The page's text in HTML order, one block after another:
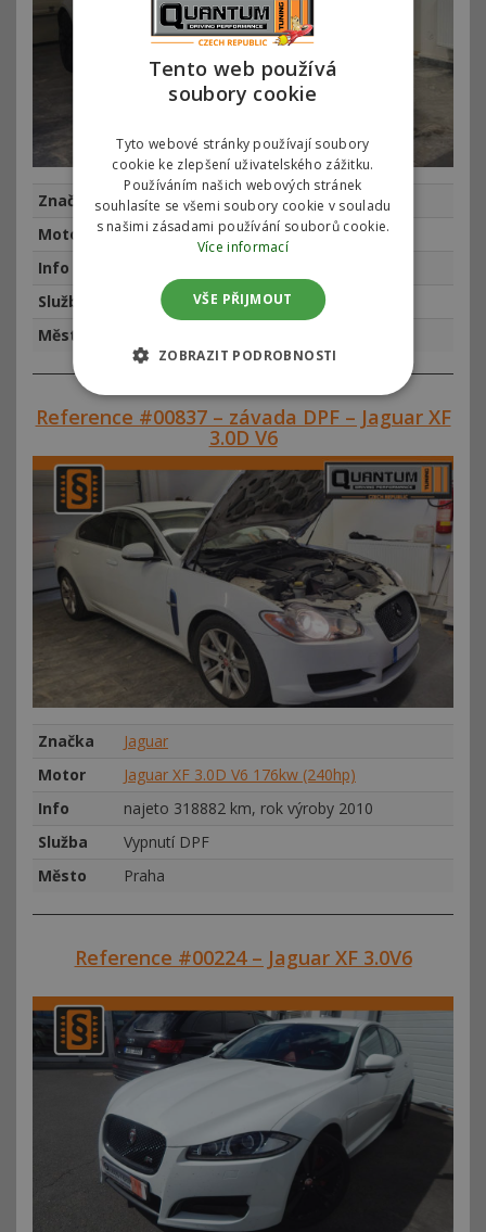
Značka
Jaguar
Motor
Jaguar F-Type 3.0 V6 279kw (380hp)
Info
Služba
Chiptuning
Město
Reference #00837 – závada DPF – Jaguar XF
3.0D V6
Značka
Jaguar
Motor
Jaguar XF 3.0D V6 176kw (240hp)
Info
najeto 318882 km, rok výroby 2010
Služba
Vypnutí DPF
Město
Praha
Reference #00224 – Jaguar XF 3.0V6
Tento web používá
soubory cookie
Tyto webové stránky používají soubory
cookie ke zlepšení uživatelského zážitku.
Používáním našich webových stránek
souhlasíte se všemi soubory cookie v souladu
s našimi zásadami používání souborů cookie.
Více informací
VŠE PŘIJMOUT
ZOBRAZIT PODROBNOSTI